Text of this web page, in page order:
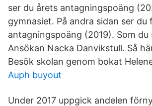
ser du årets antagningspoäng
gymnasiet. På andra sidan ser du
antagningspoäng (2019). Som du
Ansökan Nacka Danvikstull. Så
Besök skolan genom bokat
Auph buyout
Under 2017 uppgick andelen